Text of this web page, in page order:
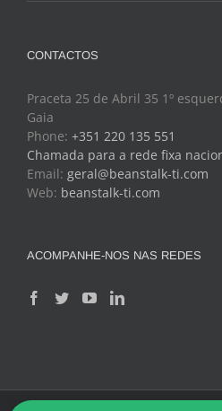
CONTACTOS
Praceta 25 de Abril 35 1º
Gaia
Phone: +351 220 135 551
Chamada para a rede fixa
Email: geral@beanstalk-ti.com
Web: beanstalk-ti.com
ACOMPANHE-NOS NAS REDES
Copyright 2024 - BeanStalk -